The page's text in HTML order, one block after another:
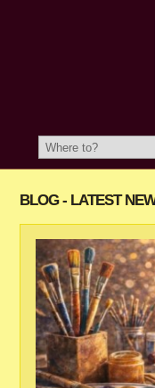
BLOG - LATEST